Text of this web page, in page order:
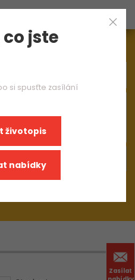
Zasílat
práce
jste
si spusťte zasílání
životopis
nabídky